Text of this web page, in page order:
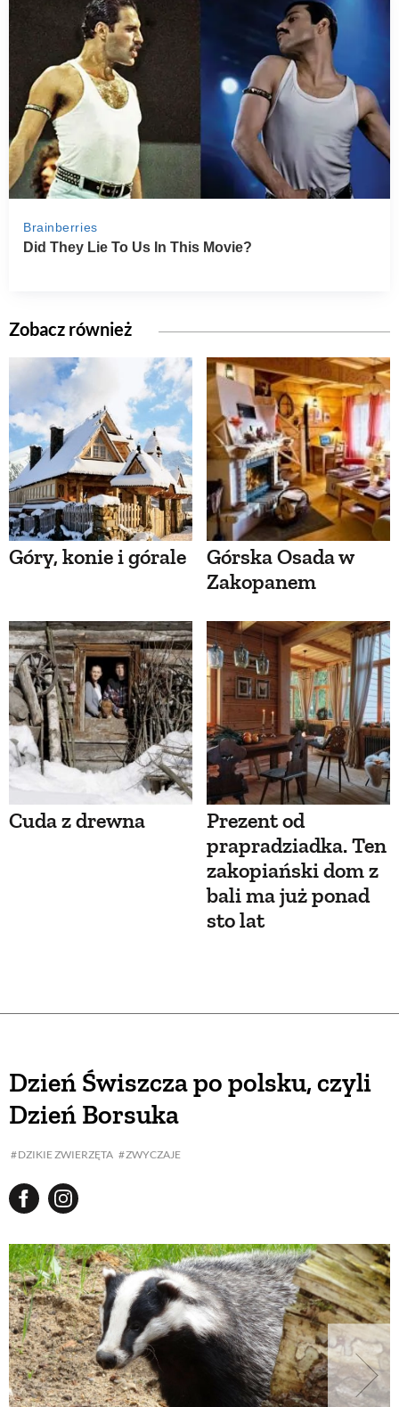
Zobacz również
Góry, konie i górale
Górska Osada w
Zakopanem
Cuda z drewna
Prezent od
prapradziadka. Ten
zakopiański dom z
bali ma już ponad
sto lat
Dzień Świszcza po polsku, czyli
Dzień Borsuka
DZIKIE ZWIERZĘTA ZWYCZAJE